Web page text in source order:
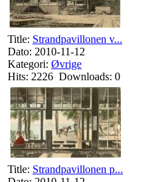
Title: Strandpavillonen v...
Dato: 2010-11-12
Kategori: Øvrige
Hits: 2226 Downloads: 0
Title: Strandpavillonen p...